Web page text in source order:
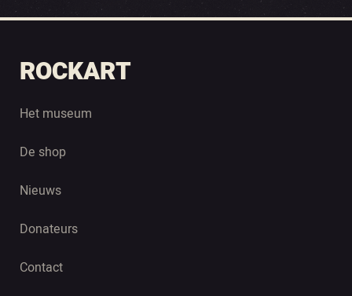
ROCKART
Het museum
De shop
Nieuws
Donateurs
Contact